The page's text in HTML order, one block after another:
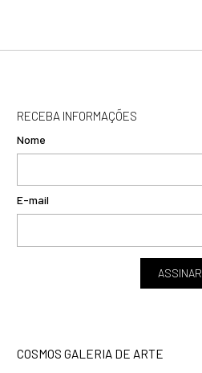
RECEBA INFORMAÇÕES
Nome
E-mail
ASSINAR
COSMOS GALERIA DE ARTE